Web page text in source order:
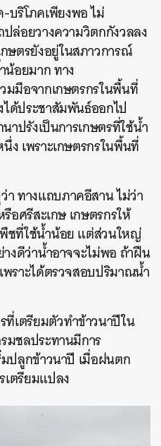
บริโภคเพียงพอ ไม่
ล่อยวางความวิตกกังวลลง
ษตรยังอยู่ในสภาวการณ์
อยมาก ทาง
มมือจากเกษตรกรในพื้นที่
ด้ประชาสัมพันธ์ออกไป
าปรังเป็นการเกษตรที่ใช้น้ำ
ง เพราะเกษตรกรในพื้นที่
า ทางแถบภาคอีสาน ไม่ว่า
อศรีสะเกษเกษตรกรให้
ชที่ใช้น้ำน้อย แต่ส่วนใหญ่
างดีว่าน้ำอาจจะไม่พอ ถ้าฝืน
ราะได้ตรวจสอบปริมาณน้ำ
ที่เตรียมตัวทำข้าวนาปีใน
ชลประทานมีการ
ปลูกข้าวนาปี เมื่อฝนตก
ตรียมแปลง